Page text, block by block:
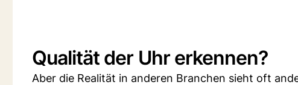
Qualität der Uhr erkennen?
Aber die Realität in anderen Branchen sieht oft